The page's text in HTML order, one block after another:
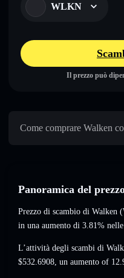
WLKN
Il prezzo può
Come comprare Walken
Panoramica del
Prezzo di scambio di Walken
in una aumento di 3.81%
L’attività degli scambi di
$532.6908, un aumento of